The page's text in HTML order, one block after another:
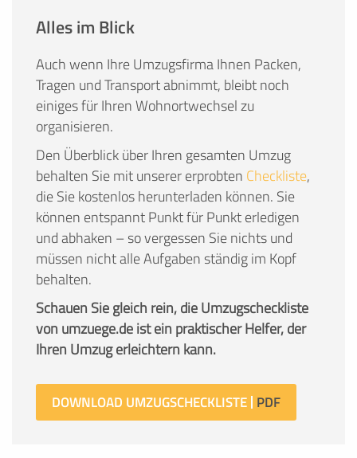
Alles im Blick
Auch wenn Ihre Umzugsfirma Ihnen Packen,
Tragen und Transport abnimmt, bleibt noch
einiges für Ihren Wohnortwechsel zu
organisieren.
Den Überblick über Ihren gesamten Umzug
behalten Sie mit unserer erprobten Checkliste,
die Sie kostenlos herunterladen können. Sie
können entspannt Punkt für Punkt erledigen
und abhaken – so vergessen Sie nichts und
müssen nicht alle Aufgaben ständig im Kopf
behalten.
Schauen Sie gleich rein, die Umzugscheckliste
von umzuege.de ist ein praktischer Helfer, der
Ihren Umzug erleichtern kann.
DOWNLOAD UMZUGSCHECKLISTE